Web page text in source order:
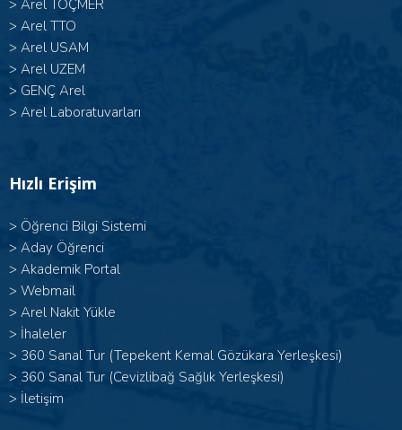
> Arel TOÇMER
> Arel TTO
> Arel USAM
> Arel UZEM
> GENÇ Arel
> Arel Laboratuvarları
Hızlı Erişim
> Öğrenci Bilgi Sistemi
> Aday Öğrenci
> Akademik Portal
> Webmail
> Arel Nakit Yükle
> İhaleler
> 360 Sanal Tur (Tepekent Kemal Gözükara Yerleşkesi)
> 360 Sanal Tur (Cevizlibağ Sağlık Yerleşkesi)
> İletişim